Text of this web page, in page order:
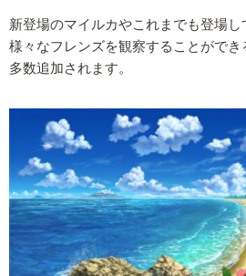
新登場のマイルカやこれまでも登場し
様々なフレンズを観察することがで
多数追加されます。